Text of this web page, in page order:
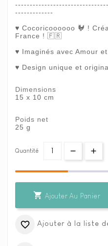
-------------
♥ Cocoricoooooo 🐓 !
France ! 🇫🇷
♥ Imaginés avec Amour
♥ Design unique et
Dimensions
15 x 10 cm
Poids net
25 g
Quantité
 Ajouter Au Panier
 Ajouter à la liste